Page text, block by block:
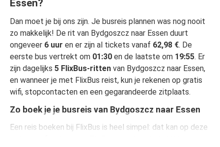
Essen?
Dan moet je bij ons zijn. Je busreis plannen was nog nooit
zo makkelijk! De rit van Bydgoszcz naar Essen duurt
ongeveer 6 uur en er zijn al tickets vanaf 62,98 €. De
eerste bus vertrekt om 01:30 en de laatste om 19:55. Er
zijn dagelijks 5 FlixBus-ritten van Bydgoszcz naar Essen,
en wanneer je met FlixBus reist, kun je rekenen op gratis
wifi, stopcontacten en een gegarandeerde zitplaats.
Zo boek je je busreis van Bydgoszcz naar Essen
Een reis boeken bij FlixBus is heel simpel: dat kan op deze